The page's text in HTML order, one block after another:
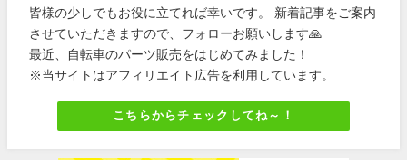
皆様の少しでもお役に立てれば幸いです。 新着記事をご案内
させていただきますので、フォローお願いします🙏
最近、自転車のパーツ販売をはじめてみました！
※当サイトはアフィリエイト広告を利用しています。
こちらからチェックしてね～！